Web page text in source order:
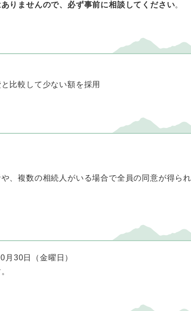
りませんので、必ず事前に相談してください。
比較して少ない額を採用
、複数の相続人がいる場合で全員の同意が得ら
30日（金曜日）